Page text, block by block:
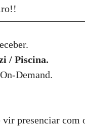
/ Piscina.
Demand.
presenciar com